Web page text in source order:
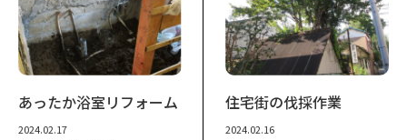
あったか浴室リフォーム
2024.02.17
住宅街の伐採作業
2024.02.16